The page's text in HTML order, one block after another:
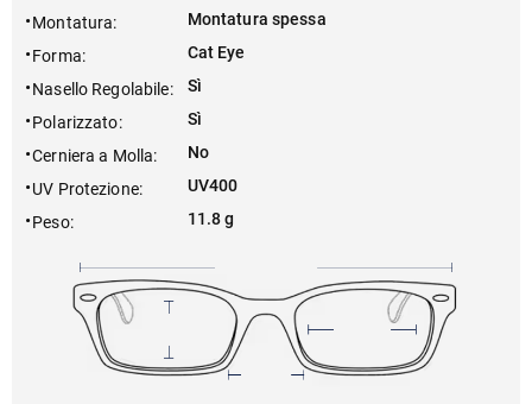
Montatura:
Montatura spessa
Forma:
Cat Eye
Nasello Regolabile:
Sì
Polarizzato:
Sì
Cerniera a Molla:
No
UV Protezione:
UV400
Peso: 11.8 g